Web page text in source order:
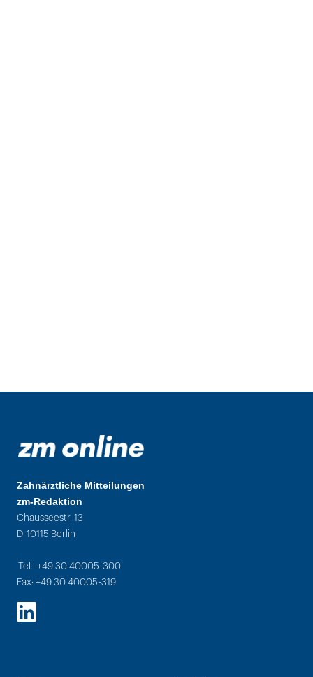
Zahnärztliche Mitteilungen
zm-Redaktion
Chausseestr. 13
D-10115 Berlin
Tel.: +49 30 40005-300
Fax: +49 30 40005-319
LinkedIn